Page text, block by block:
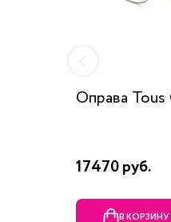
Оправа Tous
17470 руб.
В КОРЗИНУ